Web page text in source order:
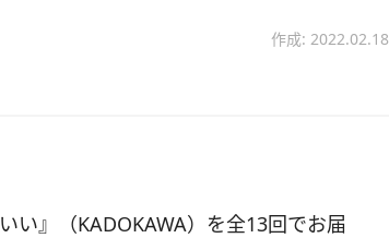
作成: 2022.02.18
い』（KADOKAWA）を全13回でお届